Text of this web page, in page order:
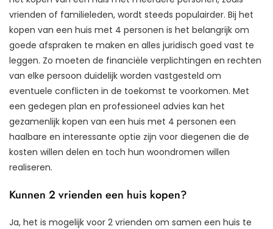
vrienden of familieleden, wordt steeds populairder. Bij het
kopen van een huis met 4 personen is het belangrijk om
goede afspraken te maken en alles juridisch goed vast te
leggen. Zo moeten de financiële verplichtingen en rechten
van elke persoon duidelijk worden vastgesteld om
eventuele conflicten in de toekomst te voorkomen. Met
een gedegen plan en professioneel advies kan het
gezamenlijk kopen van een huis met 4 personen een
haalbare en interessante optie zijn voor diegenen die de
kosten willen delen en toch hun woondromen willen
realiseren.
Kunnen 2 vrienden een huis kopen?
Ja, het is mogelijk voor 2 vrienden om samen een huis te